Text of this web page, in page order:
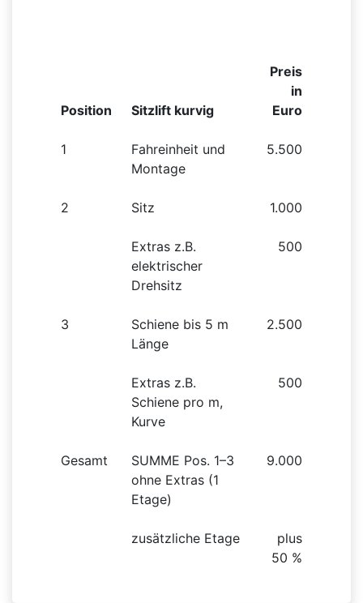
Position Sitzlift kurvig
Preis
in
Euro
1
Fahreinheit und
Montage
5.500
2 Sitz 1.000
Extras z.B.
elektrischer
Drehsitz
500
3
Schiene bis 5 m
Länge
2.500
Extras z.B.
Schiene pro m,
Kurve
500
Gesamt
SUMME Pos. 1–3
ohne Extras (1
Etage)
9.000
zusätzliche Etage
plus
50 %